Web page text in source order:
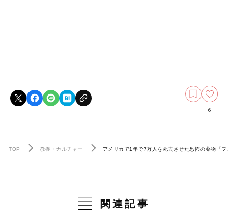
6
TOP 教養・カルチャー アメリカで1年で7万人を死去させた恐怖の薬物「
関連記事